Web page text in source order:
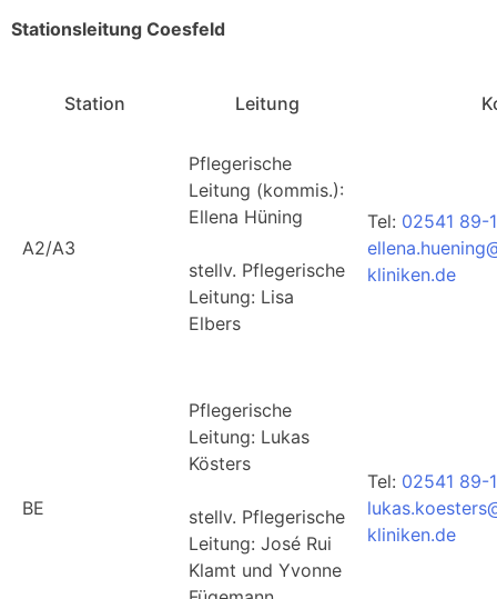
Stationsleitung Coesfeld
Station Leitung
A2/A3
Pflegerische
Leitung (kommis.):
Ellena Hüning
stellv. Pflegerische
Leitung: Lisa
Elbers
Tel: 02541 89-
kliniken.de
BE
Pflegerische
Leitung: Lukas
Kösters
stellv. Pflegerische
Leitung: José Rui
Klamt und Yvonne
Tel: 02541 89-
kliniken.de